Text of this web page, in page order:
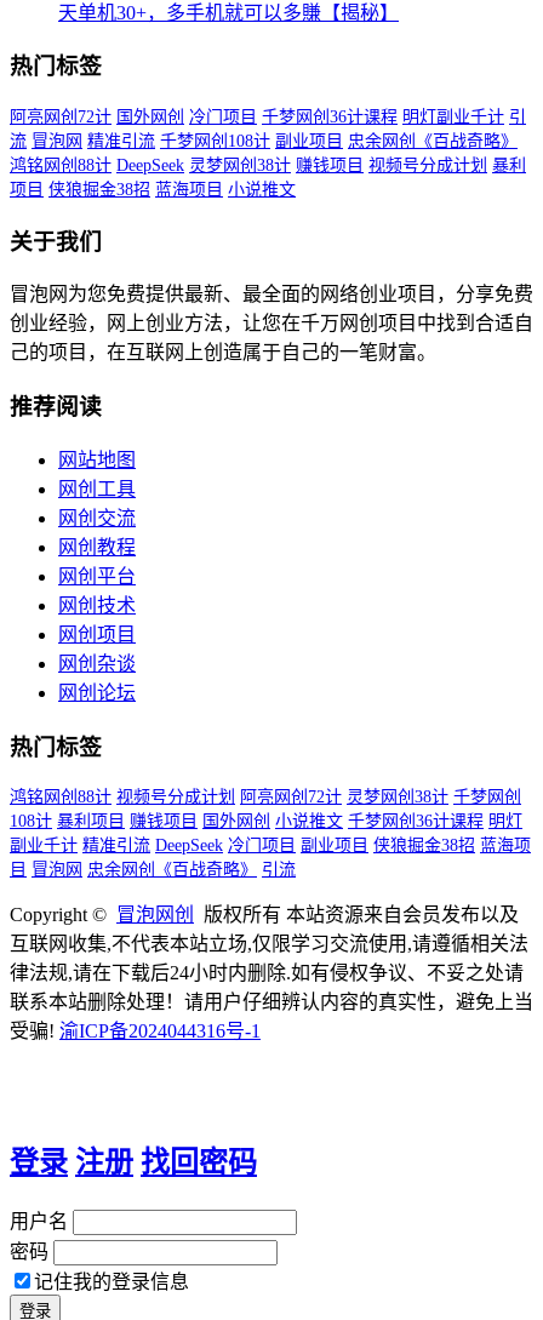
天单机30+，多手机就可以多賺【揭秘】
热门标签
阿亮网创72计 国外网创 冷门项目 千梦网创36计课程 明灯副业千计 引
流 冒泡网 精准引流 千梦网创108计 副业项目 忠余网创《百战奇略》
鸿铭网创88计 DeepSeek 灵梦网创38计 赚钱项目 视频号分成计划 暴利
项目 侠狼掘金38招 蓝海项目 小说推文
关于我们
冒泡网为您免费提供最新、最全面的网络创业项目，分享免费
创业经验，网上创业方法，让您在千万网创项目中找到合适自
己的项目，在互联网上创造属于自己的一笔财富。
推荐阅读
网站地图
网创工具
网创交流
网创教程
网创平台
网创技术
网创项目
网创杂谈
网创论坛
热门标签
鸿铭网创88计 视频号分成计划 阿亮网创72计 灵梦网创38计 千梦网创
108计 暴利项目 赚钱项目 国外网创 小说推文 千梦网创36计课程 明灯
副业千计 精准引流 DeepSeek 冷门项目 副业项目 侠狼掘金38招 蓝海项
目 冒泡网 忠余网创《百战奇略》 引流
Copyright © 冒泡网创
版权所有 本站资源来自会员发布以及
互联网收集,不代表本站立场,仅限学习交流使用,请遵循相关法
律法规,请在下载后24小时内删除.如有侵权争议、不妥之处请
联系本站删除处理！请用户仔细辨认内容的真实性，避免上当
受骗! 渝ICP备2024044316号-1
登录 注册 找回密码
用户名
密码
记住我的登录信息